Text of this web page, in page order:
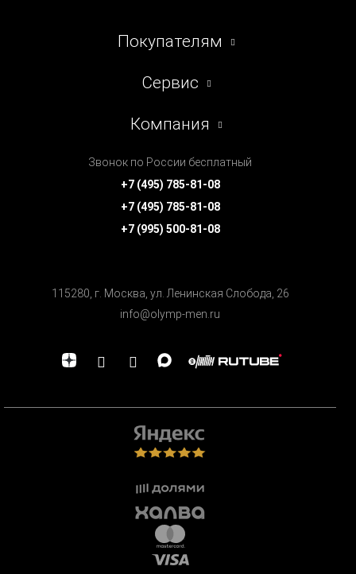
Покупателям
Сервис
Компания
Звонок по России бесплатный
+7 (495) 785-81-08
+7 (495) 785-81-08
+7 (995) 500-81-08
115280, г. Москва, ул. Ленинская Cлобода, 26
info@olymp-men.ru